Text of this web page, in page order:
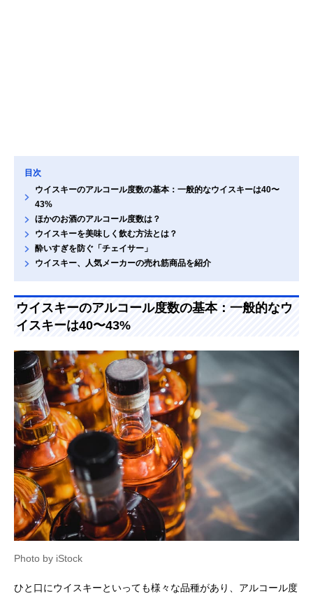
目次
ウイスキーのアルコール度数の基本：一般的なウイスキーは40〜
43%
ほかのお酒のアルコール度数は？
ウイスキーを美味しく飲む方法とは？
酔いすぎを防ぐ「チェイサー」
ウイスキー、人気メーカーの売れ筋商品を紹介
ウイスキーのアルコール度数の基本：一般的なウ
イスキーは40〜43%
Photo by iStock
ひと口にウイスキーといっても様々な品種があり、アルコール度